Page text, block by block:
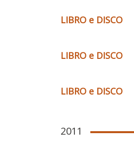
LIBRO e DISCO
LIBRO e DISCO
LIBRO e DISCO
2011